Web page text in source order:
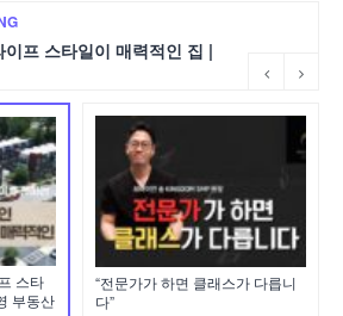
프 스타일이 매력적인 집 |
스타
부동산
“전문가가 하면 클래스가 다릅니
다”